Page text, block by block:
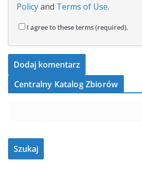
Policyand Terms of Use.
I agree to these terms (required).
Centralny Katalog Zbiorów